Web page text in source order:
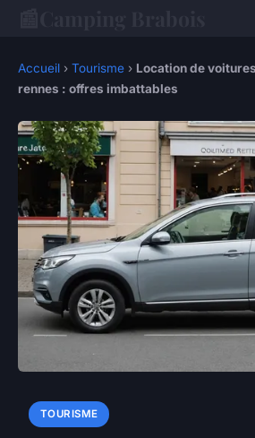
Accueil › Tourisme › Location de
rennes : offres imbattables
TOURISME